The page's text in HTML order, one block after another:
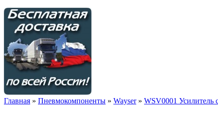
Главная » Пневмокомпоненты » Wayser» WSV0001 Усилитель